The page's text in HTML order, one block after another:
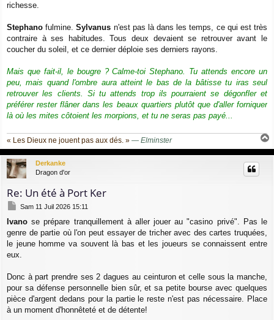
richesse.
Stephano fulmine.Sylvanus n'est pas là dans les temps, ce qui est très
contraire à ses habitudes. Tous deux devaient se retrouver avant le
coucher du soleil, et ce dernier déploie ses derniers rayons.
Mais que fait-il, le bougre ? Calme-toi Stephano. Tu attends encore un
peu, mais quand l'ombre aura atteint le bas de la bâtisse tu iras seul
retrouver les clients. Si tu attends trop ils pourraient se dégonfler et
préférer rester flâner dans les beaux quartiers plutôt que d'aller forniquer
là où les mites côtoient les morpions, et tu ne seras pas payé...
« Les Dieux ne jouent pas aux dés. » — Elminster
u
Derkanke
Dragon d'or
Re: Un été à Port Ker
M
s
s
a
e
Sam 11 Juil 2026 15:11
Ivano se prépare tranquillement à aller jouer au "casino privé". Pas le
genre de partie où l'on peut essayer de tricher avec des cartes truquées,
le jeune homme va souvent là bas et les joueurs se connaissent entre
eux.
Donc à part prendre ses 2 dagues au ceinturon et celle sous la manche,
pour sa défense personnelle bien sûr, et sa petite bourse avec quelques
pièce d'argent dedans pour la partie le reste n'est pas nécessaire. Place
à un moment d'honnêteté et de détente!